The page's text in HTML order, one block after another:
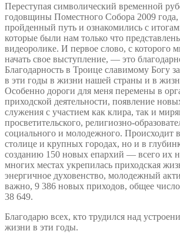
Переступая символический временной
годовщины Поместного Собора 2009 года,
пройденный путь и ознакомились с
которые были нам только что
видеоролике. И первое слово, с которого
начать свое выступление, — это
Благодарность в Троице славимому Богу
в эти годы в жизни нашей страны и в
Особенно дороги для меня перемены в
приходской деятельности, появление
служения с участием как клира, так и
просветительского, религиозно-
социального и молодежного. Происходит
столице и крупных городах, но и в
созданию 150 новых епархий — всего их
многих местах укрепилась приходская
энергичное духовенство, молодежный
важно, 9 386 новых приходов, общее
38 649.
Благодарю всех, кто трудился над
жизни в эти годы.